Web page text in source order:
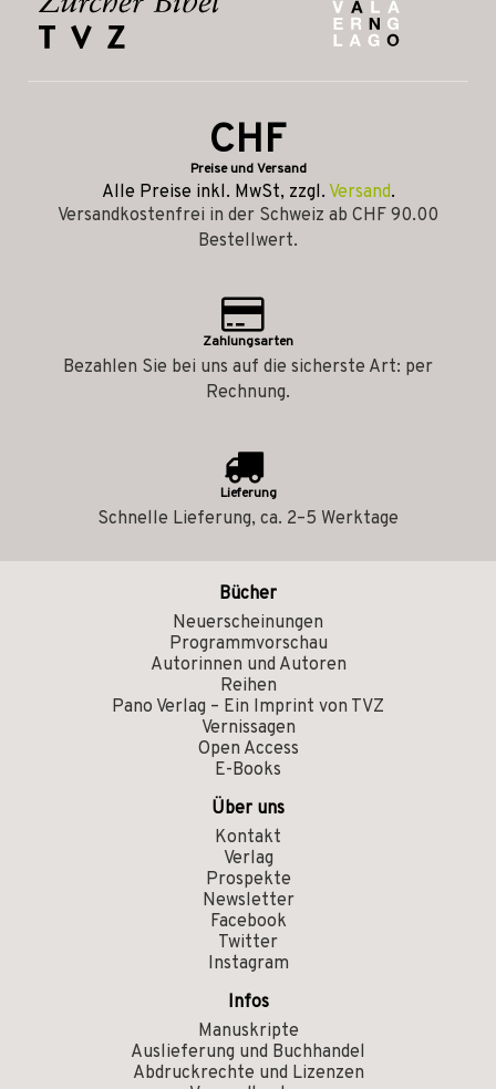
CHF
Preise und Versand
Alle Preise inkl. MwSt, zzgl. Versand.
Versandkostenfrei in der Schweiz ab CHF 90.00
Bestellwert.
Zahlungsarten
Bezahlen Sie bei uns auf die sicherste Art: per
Rechnung.
Lieferung
Schnelle Lieferung, ca. 2–5 Werktage
Bücher
Neuerscheinungen
Programmvorschau
Autorinnen und Autoren
Reihen
Pano Verlag – Ein Imprint von TVZ
Vernissagen
Open Access
E-Books
Über uns
Kontakt
Verlag
Prospekte
Newsletter
Facebook
Twitter
Instagram
Infos
Manuskripte
Auslieferung und Buchhandel
Abdruckrechte und Lizenzen